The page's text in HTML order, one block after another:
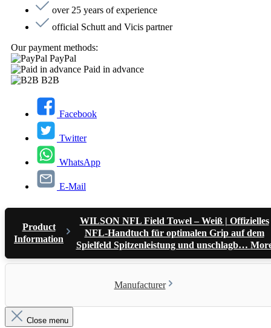
over 25 years of experience
official Schutt and Vicis partner
Our payment methods:
PayPal
Paid in advance
B2B
Facebook
Twitter
WhatsApp
E-Mail
Product
Information
WILSON NFL Field Towel – Weiß | Offizielles
NFL-Handtuch für optimalen Grip auf dem
Spielfeld Spitzenleistung und unschlagb…
Manufacturer
Close menu